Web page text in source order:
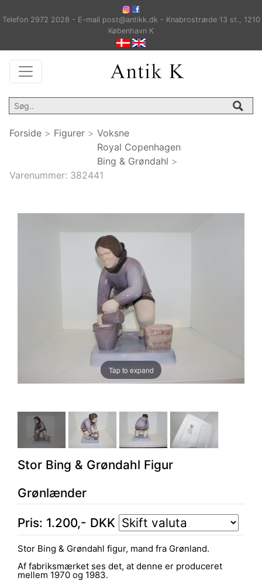
Telefon 2972 2028 - E-mail post@antikk.dk - Knabrostræde 13 st., 1210
København K
Forside > Figurer > Voksne
Royal Copenhagen
Bing & Grøndahl >
Varenummer: 382441
Tap to expand
Stor Bing & Grøndahl Figur
Grønlænder
Pris: 1.200,- DKK
Stor Bing & Grøndahl figur, mand fra Grønland.
Af fabriksmærket ses det, at denne er produceret
mellem 1970 og 1983.